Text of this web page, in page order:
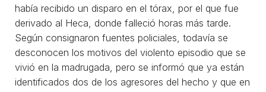
había recibido un disparo en el tórax, por el que fue
derivado al Heca, donde falleció horas más tarde.
Según consignaron fuentes policiales, todavía se
desconocen los motivos del violento episodio que se
vivió en la madrugada, pero se informó que ya están
identificados dos de los agresores del hecho y que en